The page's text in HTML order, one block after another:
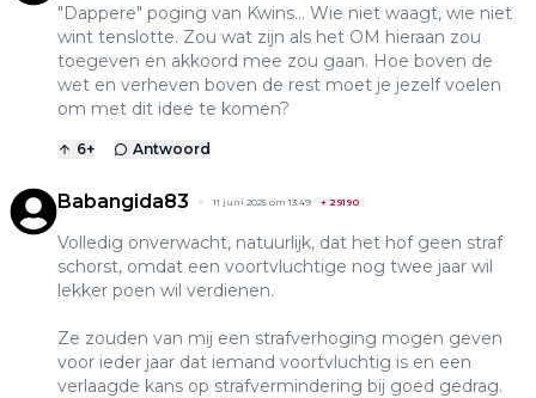
"Dappere" poging van Kwins... Wie niet waagt, wie niet
wint tenslotte. Zou wat zijn als het OM hieraan zou
toegeven en akkoord mee zou gaan. Hoe boven de
wet en verheven boven de rest moet je jezelf voelen
om met dit idee te komen?
6+ Antwoord
Babangida83 11 juni 2025 om 13:49 + 29190
Volledig onverwacht, natuurlijk, dat het hof geen straf
schorst, omdat een voortvluchtige nog twee jaar wil
lekker poen wil verdienen.
Ze zouden van mij een strafverhoging mogen geven
voor ieder jaar dat iemand voortvluchtig is en een
verlaagde kans op strafvermindering bij goed gedrag.